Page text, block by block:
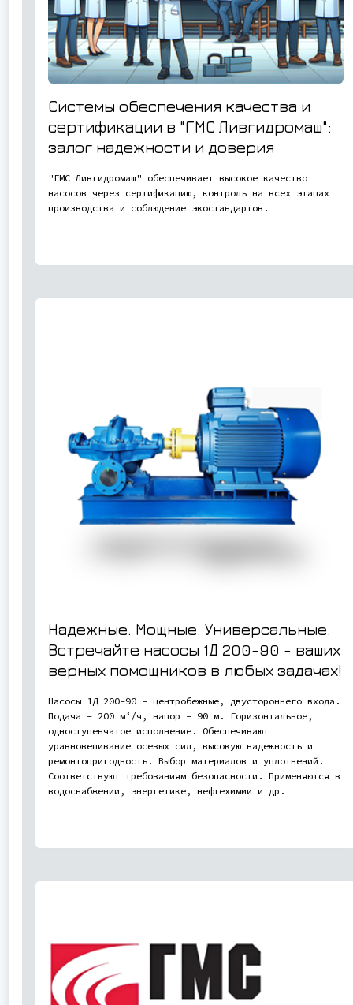
Системы обеспечения качества и
сертификации в "ГМС Ливгидромаш":
залог надежности и доверия
"ГМС Ливгидромаш" обеспечивает высокое качество
насосов через сертификацию, контроль на всех этапах
производства и соблюдение экостандартов.
Надежные. Мощные. Универсальные.
Встречайте насосы 1Д 200-90 - ваших
верных помощников в любых задачах!
Насосы 1Д 200-90 - центробежные, двустороннего входа.
Подача - 200 м³/ч, напор - 90 м. Горизонтальное,
одноступенчатое исполнение. Обеспечивают
уравновешивание осевых сил, высокую надежность и
ремонтопригодность. Выбор материалов и уплотнений.
Соответствуют требованиям безопасности. Применяются в
водоснабжении, энергетике, нефтехимии и др.